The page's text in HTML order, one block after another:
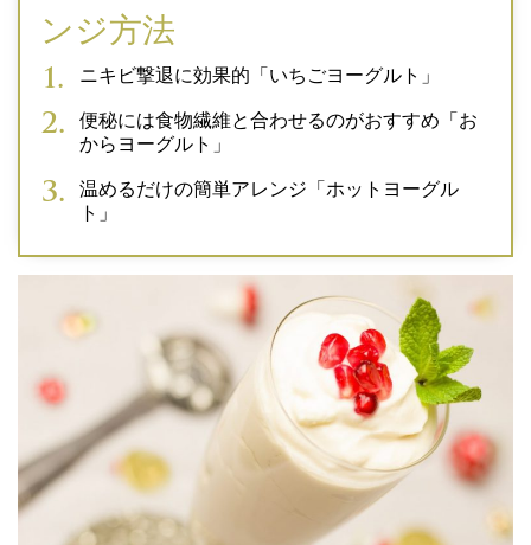
ンジ方法
ニキビ撃退に効果的「いちごヨーグルト」
便秘には食物繊維と合わせるのがおすすめ「お
からヨーグルト」
温めるだけの簡単アレンジ「ホットヨーグル
ト」